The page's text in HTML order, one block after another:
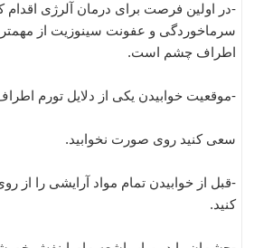
-در اولین فرصت برای درمان آلرژی اقدام
سرماخوردگی و عفونت سینوزیت از
اطراف چشم است.
-موقعیت خوابیدن یکی از دلایل تورم
سعی کنید روی صورت نخوابید.
-قبل از خوابیدن تمام مواد آرایشی را از
کنید.